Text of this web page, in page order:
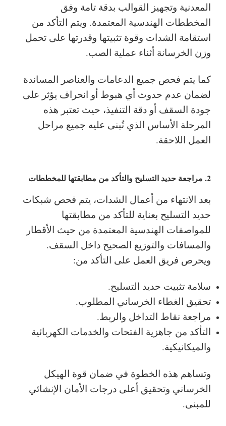
المعدنية وتجهيز القوالب بدقة تامة وفق
المخططات الهندسية المعتمدة. ويتم التأكد من
استقامة الشدات وقوة تثبيتها وقدرتها على تحمل
وزن الخرسانة أثناء عملية الصب.
كما يتم فحص جميع الدعامات والعناصر المساندة
لضمان عدم حدوث أي هبوط أو انحراف يؤثر على
جودة السقف أو دقة التنفيذ، حيث تعتبر هذه
المرحلة الأساس الذي تُبنى عليه جميع مراحل
العمل اللاحقة.
2. مراجعة حديد التسليح والتأكد من مطابقتها للمخططات
بعد الانتهاء من أعمال الشدات، يتم فحص شبكات
حديد التسليح بعناية للتأكد من مطابقتها
للمواصفات الهندسية المعتمدة من حيث الأقطار
والمسافات والتوزيع الصحيح داخل السقف.
ويحرص فريق العمل على التأكد من:
سلامة تثبيت حديد التسليح.
تحقيق الغطاء الخرساني المطلوب.
مراجعة نقاط التداخل والربط.
التأكد من جاهزية الفتحات والخدمات الكهربائية
والميكانيكية.
وتساهم هذه الخطوة في ضمان قوة الهيكل
الخرساني وتحقيق أعلى درجات الأمان الإنشائي
للمبنى.